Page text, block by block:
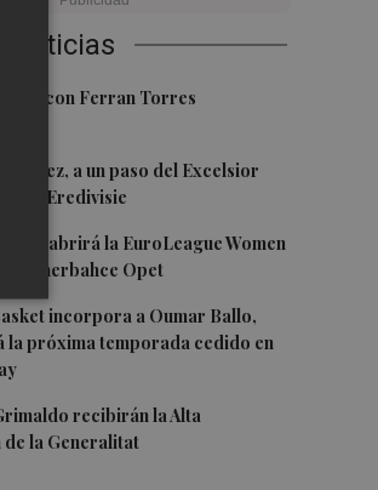
Noticias
con Ferran Torres
a un paso del Excelsior
la Eredivisie
abrirá la EuroLeague Women
Fenerbahce Opet
incorpora a Oumar Ballo,
la próxima temporada cedido en
recibirán la Alta
la Generalitat